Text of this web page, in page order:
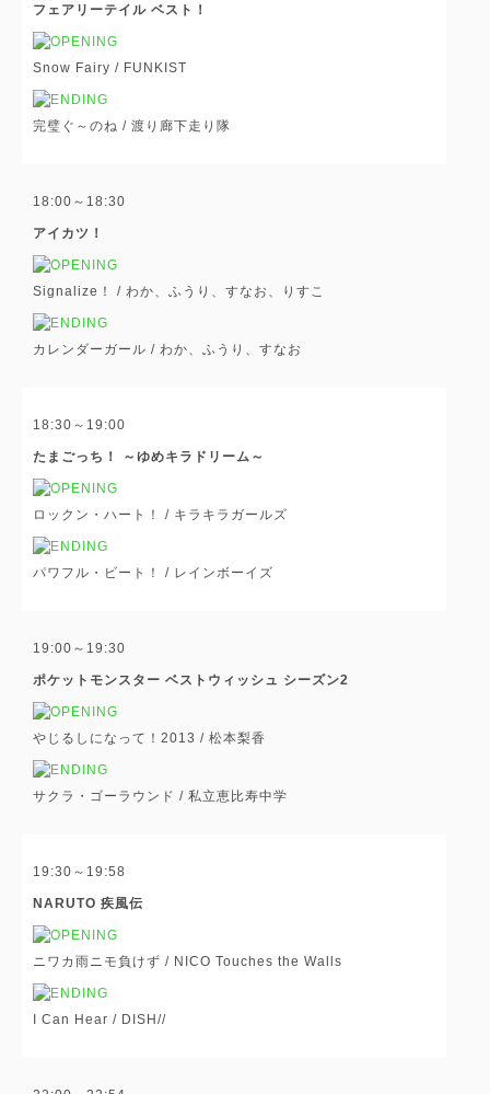
フェアリーテイル ベスト！
Snow Fairy / FUNKIST
完璧ぐ～のね / 渡り廊下走り隊
18:00～18:30
アイカツ！
Signalize！ / わか、ふうり、すなお、りすこ
カレンダーガール / わか、ふうり、すなお
18:30～19:00
たまごっち！ ～ゆめキラドリーム～
ロックン・ハート！ / キラキラガールズ
パワフル・ビート！ / レインボーイズ
19:00～19:30
ポケットモンスター ベストウィッシュ シーズン2
やじるしになって！2013 / 松本梨香
サクラ・ゴーラウンド / 私立恵比寿中学
19:30～19:58
NARUTO 疾風伝
ニワカ雨ニモ負けず / NICO Touches the Walls
I Can Hear / DISH//